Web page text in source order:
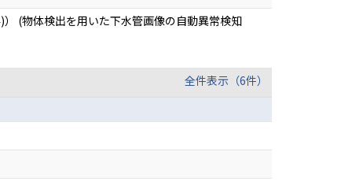
(物体検出を用いた下水管画像の自動異常検知
全件表示（6件）